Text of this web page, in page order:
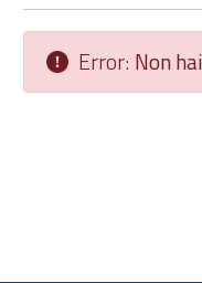
Error: Non